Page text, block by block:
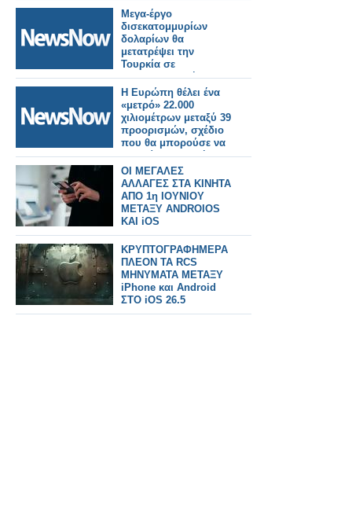
ώρες διακοπής λόγω
πυρκαγιάς.
Μεγα-έργο
δισεκατομμυρίων
δολαρίων θα
μετατρέψει την
Τουρκία σε
σιδηροδρομική
γέφυρα μεταξύ
Ευρώπης και Ασίας.
Η Ευρώπη θέλει ένα
«μετρό» 22.000
χιλιομέτρων μεταξύ 39
προορισμών, σχέδιο
που θα μπορούσε να
εκτοπίσει τις πτήσεις.
ΟΙ ΜΕΓΑΛΕΣ
ΑΛΛΑΓΕΣ ΣΤΑ ΚΙΝΗΤΑ
ΑΠΟ 1η ΙΟΥΝΙΟΥ
ΜΕΤΑΞΥ ANDROIOS
KAI iOS
ΚΡΥΠΤΟΓΡΑΦΗΜΕΡΑ
ΠΛΕΟΝ ΤΑ RCS
ΜΗΝΥΜΑΤΑ ΜΕΤΑΞΥ
iPhone και Android
ΣΤΟ iOS 26.5